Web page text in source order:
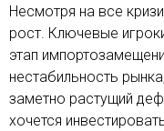
Несмотря на все
рост. Ключевые
этап
нестабильность
заметно растущий
хочется